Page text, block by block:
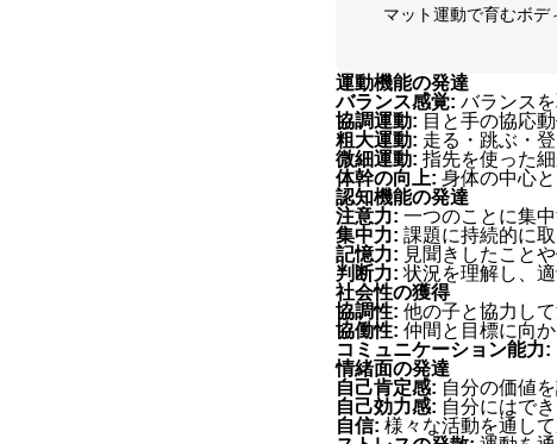
マット運動で育むボデ
運動機能の発達
バランス感覚: バランス
協調運動: 目と手の協応
粗大運動: 走る・跳ぶ・
微細運動: 指先を使った
体幹の向上: 身体の中心
認知機能の発達
注意力: 一つのことに集
集中力: 課題に持続的に
記憶力: 見聞きしたこと
判断力: 状況を理解し、
社会性の獲得
協調性: 他の子と協力し
協働性: 仲間と目標に向
コミュニケーション能力:
情緒面の発達
自己肯定感: 自分の価値
自己効力感: 自分にはで
自信: 様々な活動を通し